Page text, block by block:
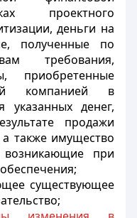
проектного
деньги на
полученные по
требования,
приобретенные
компанией в
указанных денег,
продажи
также имущество
при
существующее